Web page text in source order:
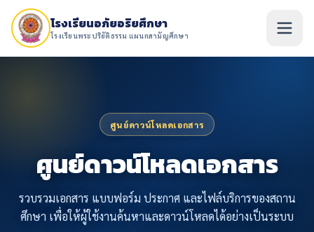
โรงเรียนอภัยอริยศึกษา
โรงเรียนพระปริยัติธรรม แผนกสามัญศึกษา
ศูนย์ดาวน์โหลดเอกสาร
ศูนย์ดาวน์โหลดเอกสาร
รวบรวมเอกสาร แบบฟอร์ม ประกาศ และไฟล์บริการของสถาน
ศึกษา เพื่อให้ผู้ใช้งานค้นหาและดาวน์โหลดได้อย่างเป็นระบบ